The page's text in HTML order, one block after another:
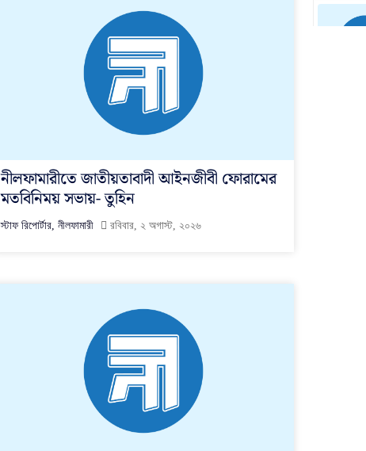
নীলফামারীতে জাতীয়তাবাদী আইনজীবী ফোরামের
মতবিনিময় সভায়- তুহিন
স্টাফ রিপোর্টার, নীলফামারী রবিবার, ২ অগাস্ট, ২০২৬